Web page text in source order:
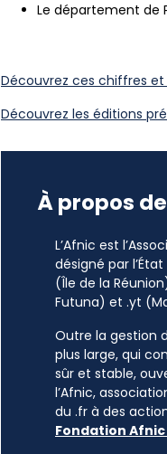
Le département de
Découvrez ces chiffres
Découvrez les éditions
À propos
L’Afnic est
désigné par
(Île de la
Futuna) et .yt
Outre la gestion
plus large, qui
sûr et stable,
l’Afnic,
du .fr à des
Fondation